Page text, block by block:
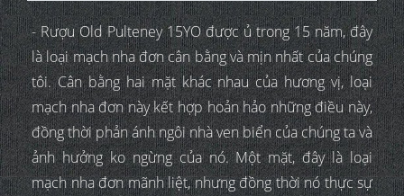
- Rượu Old Pulteney 15YO được ủ trong 15 năm, đây
là loại mạch nha đơn cân bằng và mịn nhất của chúng
tôi. Cân bằng hai mặt khác nhau của hương vị, loại
mạch nha đơn này kết hợp hoản hảo những điều này,
đồng thời phản ánh ngôi nhà ven biển của chúng ta và
ảnh hưởng ko ngừng của nó. Một mặt, đây là loại
mạch nha đơn mãnh liệt, nhưng đồng thời nó thực sự